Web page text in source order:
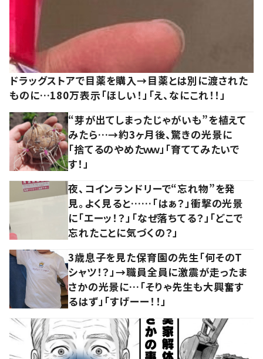
ドラッグストアで目薬を購入→目薬とは別に渡された
ものに…180万表示「ほしい！」「え、なにこれ！！」
“芽が出てしまったじゃがいも”を植えて
みたら…→約3ヶ月後、驚きの光景に
「捨てるのやめたｗｗ」「育ててみたいで
す！」
夜、コインランドリーで“忘れ物”を発
見。よく見ると……「はぁ？」衝撃の光景
に「エーッ！？」「なぜ落ちてる？」「どこで
忘れたことに気づくの？」
3歳息子を見た保育園の先生「何そのT
シャツ！？」→職員全員に激震が走ったま
さかの光景に…「そりゃ先生も大興奮す
るはず」「すげーー！！」